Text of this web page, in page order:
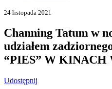
24 listopada 2021
Channing Tatum w
udziałem
“PIES” W
Udostępnij